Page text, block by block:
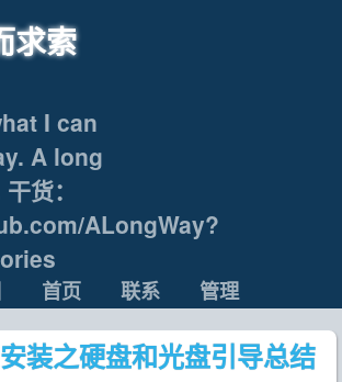
求索
I can
A long
货：
ALongWay?
首页 联系 管理
装之硬盘和光盘引导总结